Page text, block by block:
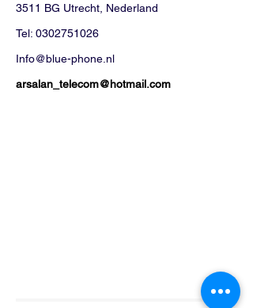
3511 BG Utrecht, Nederland
Tel: 0302751026
Info@blue-phone.nl
arsalan_telecom@hotmail.com